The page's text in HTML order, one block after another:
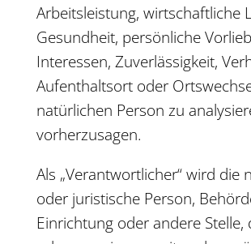
Arbeitsleistung, wirtschaftliche
Gesundheit, persönliche
Interessen, Zuverlässigkeit,
Aufenthaltsort oder
natürlichen Person zu
vorherzusagen.
Als „Verantwortlicher“ wird die
oder juristische Person,
Einrichtung oder andere Stelle,